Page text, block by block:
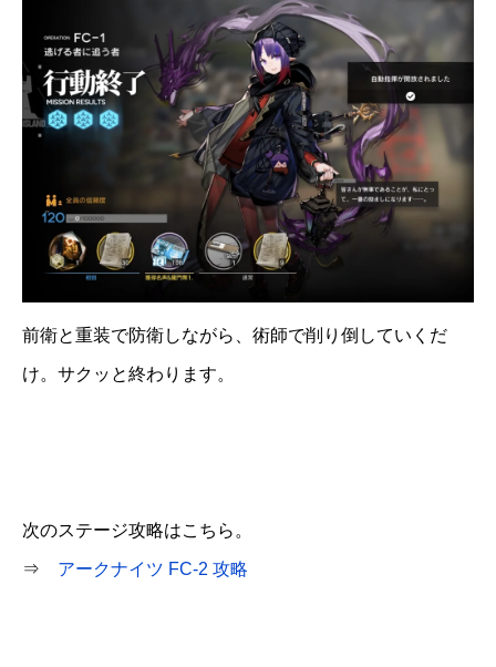
前衛と重装で防衛しながら、術師で削り倒していくだ
け。サクッと終わります。
次のステージ攻略はこちら。
⇒ アークナイツ FC-2 攻略